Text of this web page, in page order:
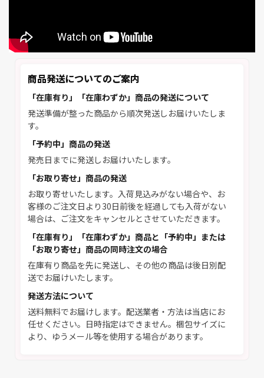
商品発送についてのご案内
「在庫有り」「在庫わずか」商品の発送について
発送準備が整った商品から順次発送しお届けいたしま
す。
「予約中」商品の発送
発売日までに発送しお届けいたします。
「お取り寄せ」商品の発送
お取り寄せいたします。入荷見込みがない場合や、お
客様のご注文日より30日前後を経過しても入荷がない
場合は、ご注文をキャンセルとさせていただきます。
「在庫有り」「在庫わずか」商品と「予約中」または
「お取り寄せ」商品の同時注文の場合
在庫有り商品を先に発送し、その他の商品は後日別配
送でお届けいたします。
発送方法について
送料無料でお届けします。配送業者・方法は当店にお
任せください。日時指定はできません。梱包サイズに
より、ゆうメール等を使用する場合があります。